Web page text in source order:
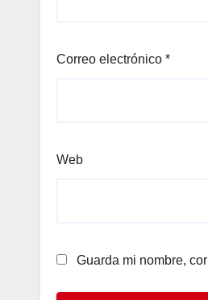
Correo electrónico *
Web
Guarda mi nombre,